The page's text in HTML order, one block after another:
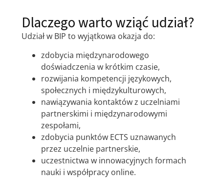
Dlaczego warto wziąć udział?
Udział w BIP to wyjątkowa okazja do:
zdobycia międzynarodowego
doświadczenia w krótkim czasie,
rozwijania kompetencji językowych,
społecznych i międzykulturowych,
nawiązywania kontaktów z uczelniami
partnerskimi i międzynarodowymi
zespołami,
zdobycia punktów ECTS uznawanych
przez uczelnie partnerskie,
uczestnictwa w innowacyjnych formach
nauki i współpracy online.